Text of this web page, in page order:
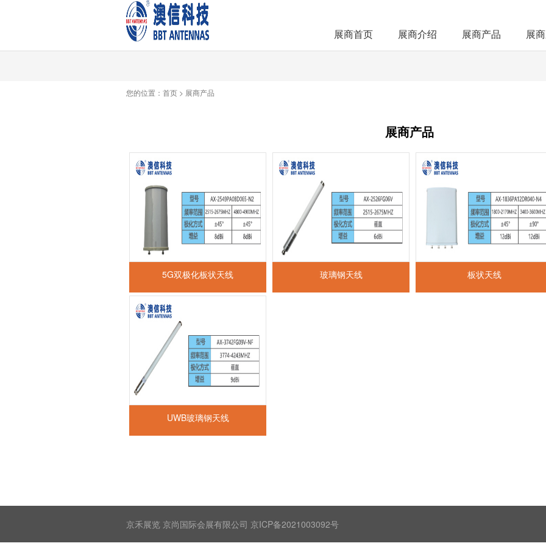
展商首页 展商介绍 展商产品 展
您的位置： 首页 > 展商产品
展商产品
5G双极化板状天线 玻璃钢天线 板状天线
UWB玻璃钢天线
京禾展览 京尚国际会展有限公司 京ICP备2021003092号